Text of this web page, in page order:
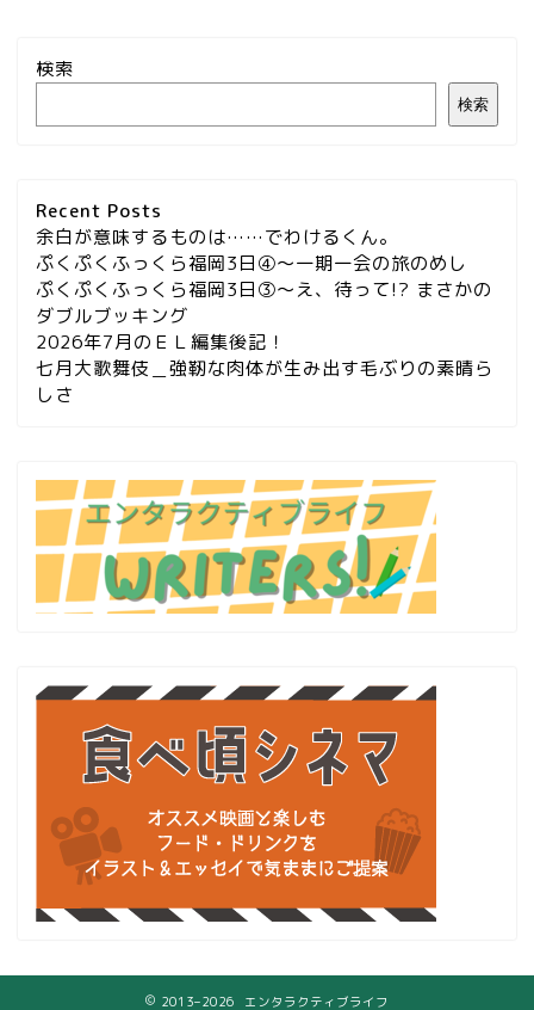
検索
検索
Recent Posts
余白が意味するものは……でわけるくん。
ぷくぷくふっくら福岡3日④～一期一会の旅のめし
ぷくぷくふっくら福岡3日③～え、待って!? まさかの
ダブルブッキング
2026年7月のＥＬ編集後記！
七月大歌舞伎＿強靭な肉体が生み出す毛ぶりの素晴ら
しさ
2013–2026 エンタラクティブライフ